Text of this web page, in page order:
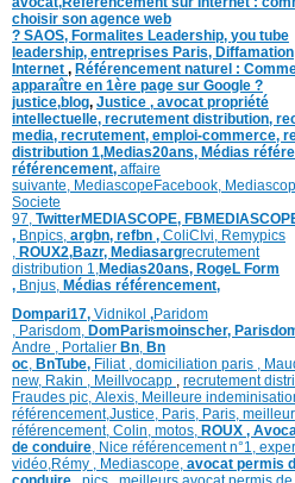
choisir son agence web
? SAOS, Formalites Leadership, you tube
leadership, entreprises Paris, Diffamation
Internet , Référencement naturel :
apparaître en 1ère page sur Google ?
justice,blog, Justice , avocat propriété
intellectuelle, recrutement distribution,
media, recrutement, emploi-commerce,
distribution 1,Medias20ans, Médias
référencement, affaire
suivante, MediascopeFacebook,
Societe
97, TwitterMEDIASCOPE,
, Bnpics, argbn, refbn , ColiCIvi, Remypics
ROUX2,Bazr, Mediasargrecrutement
distribution 1, Medias20ans, RogeL Form
, Bnjus, Médias référencement,
Dompari17, Vidnikol ,Paridom
Parisdom, DomParismoinscher,
Andre , Portalier Bn Bn
oc BnTube, Filiat, domiciliation paris
new, Rakin , Meillvocapp recrutement
Fraudes pic, Alexis Meilleure inde
référencement,Justice Paris, Paris, meilleur
référencement, Colin motos, ROUX ,
de conduire Nice référencement n°1,
vidéo, Rémy Mediascope, avocat permis